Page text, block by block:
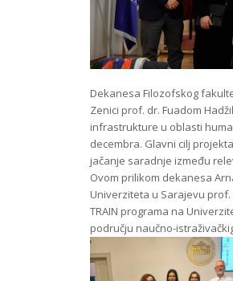
Dekanesa Filozofskog
Zenici prof. dr. Fuadom
infrastrukture u oblasti
decembra. Glavni cilj
jačanje saradnje između
Ovom prilikom dekanesa
Univerziteta u Sarajevu prof.
TRAIN programa na
području naučno-